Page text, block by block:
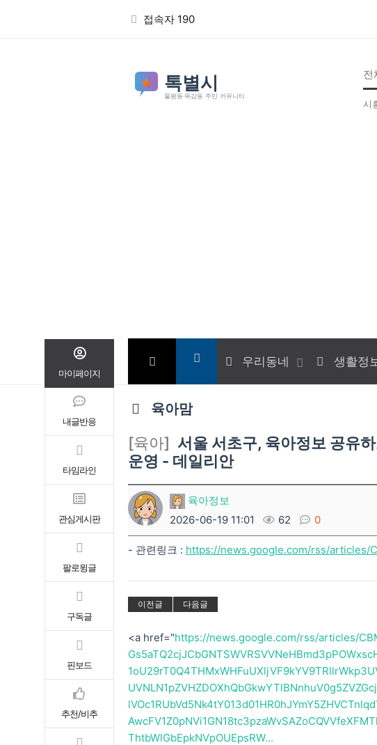
접속자 190
시
우리동네 생활정
육아맘
마이페이지
내글반응
타임라인
관심게시판
팔로윙글
구독글
핀보드
추천/비추
[육아] 서울 서초구, 육아정보 공유
운영 - 데일리안
육아정보
2026-06-19 11:01
62 0
- 관련링크 : https://news.google.com/rss/articles/
이전글 다음글
<a href="https://news.google.com/rss/articles/
ThtbWlGbEpkNVpOUEpsRW...